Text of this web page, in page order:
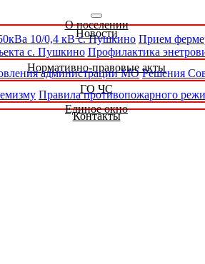
О поселении
Новости
10/0,4 кВ с. Пушкино Прием
с. Пушкино Профилактика
Нормативно-правовые акты
администрации МО Решения
ГО ЧС
Правила противопожарного
Единое окно
Контакты